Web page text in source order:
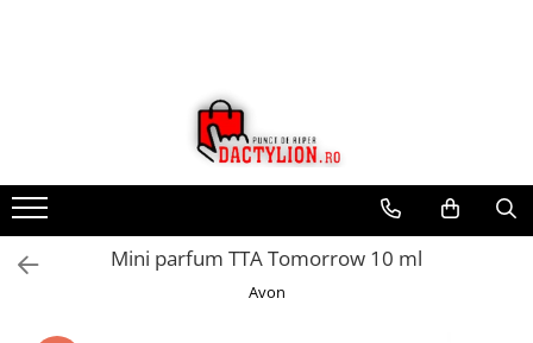
Mini parfum TTA Tomorrow 10 ml
Avon